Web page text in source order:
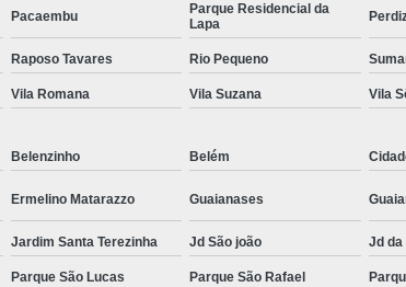
Comando Volante Pcd
Comprar Kit
Comprar Kit Acelerador e Freio
Comprar Kit Acelerador e Freio Eletrônico
Comprar Kit Acelerador e Freio
Comprar Kit Acelerador e Freio
Comprar Kit Acelerador e Freio
Comprar Kit Acelerador e Freio
Pacaembu
Parque Residencial da
Lapa
Raposo Tavares Rio Pequeno
Vila Romana Vila Suzana Vila
Belenzinho Belém
Ermelino Matarazzo Guaianases
Jardim Santa Terezinha Jd São joão Jd da
Parque São Lucas Parque São Rafael